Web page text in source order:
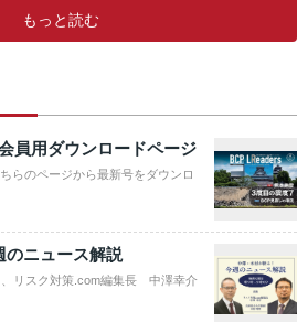
もっと読む
員用ダウンロードページ
らのページから最新号をダウンロ
のニュース解説
リスク対策.com編集長 中澤幸介